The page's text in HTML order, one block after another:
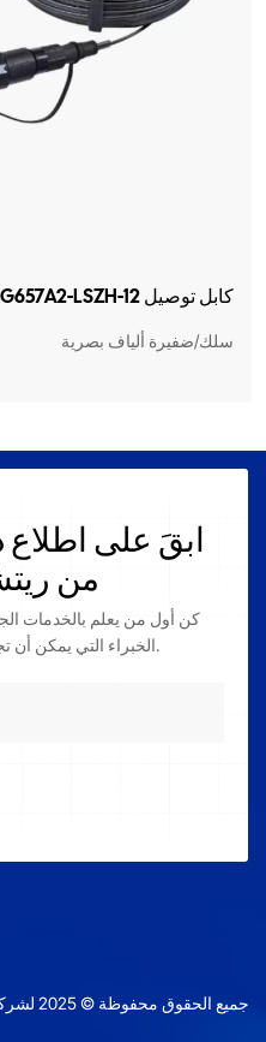
كابل توصيل RC-SCAPC-SM-G657A2-LSZH-12
سلك/ضفيرة ألياف بصرية
ابقَ على اطلاع
من
كن أول من يعلم بالخدمات
الخبراء التي يمكن أن تجعل حياتك اليومية أسهل.
جميع الحقوق محفوظة © 2025 لشركة تشينغداو ريتشر للاتصالات المحدودة.